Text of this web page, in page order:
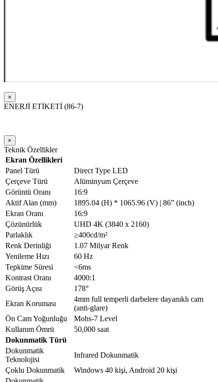
×
ENERJİ ETİKETİ (86-7)
×
Teknik Özellikler
Ekran Özellikleri
Panel Türü
Direct Type LED
Çerçeve Türü
Alüminyum Çerçeve
Görüntü Oranı
16:9
Aktif Alan (mm)
1895.04 (H) * 1065.96 (V) | 86” (inch)
Ekran Oranı
16:9
Çözünürlük
UHD 4K (3840 x 2160)
Parlaklık
≥400cd/m²
Renk Derinliği
1.07 Milyar Renk
Yenileme Hızı
60 Hz
Tepkime Süresi
<6ms
Kontrast Oranı
4000:1
Görüş Açısı
178°
Ekran Koruması
4mm full temperli darbelere dayanıklı cam
(anti-glare)
Ön Cam Yoğunluğu
Mohs-7 Level
Kullanım Ömrü
50,000 saat
Dokunmatik Türü
Dokunmatik
Teknolojisi
Infrared Dokunmatik
Çoklu Dokunmatik
Windows 40 kişi, Android 20 kişi